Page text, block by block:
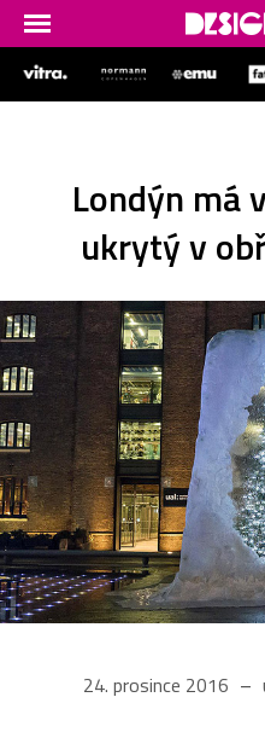
Londýn má
ukrytý v
24. prosince 2016